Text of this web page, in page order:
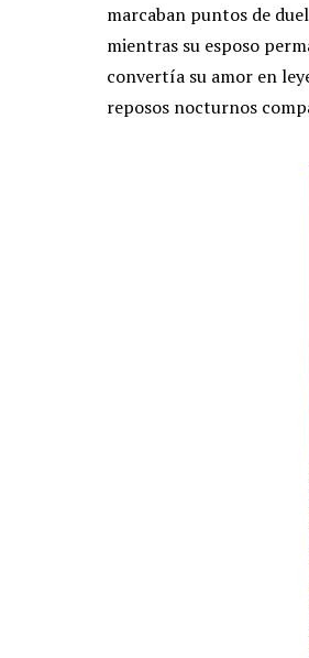
marcaban puntos de
mientras su esposo
convertía su amor en
reposos nocturnos